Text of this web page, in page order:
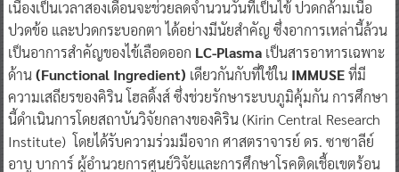
เป็นอาการสำคัญของไข้เลือดออกLC-Plasmaเป็นสารอาหารเฉพาะ
ด้าน(Functional Ingredient)เดียวกันกับที่ใช้ในIMMUSEที่มี
ความเสถียรของคิริน โฮลดิ้งส์ ซึ่งช่วยรักษาระบบภูมิคุ้มกัน การศึกษา
นี้ดำเนินการโดยสถาบันวิจัยกลางของคิริน (Kirin Central Research
Institute) โดยได้รับความร่วมมือจาก ศาสตราจารย์ ดร. ซาซาลีย์
อาบู บาการ์ ผู้อำนวยการศูนย์วิจัยและการศึกษาโรคติดเชื้อเขตร้อน
(TIDREC) มหาวิทยาลัยมาลายา